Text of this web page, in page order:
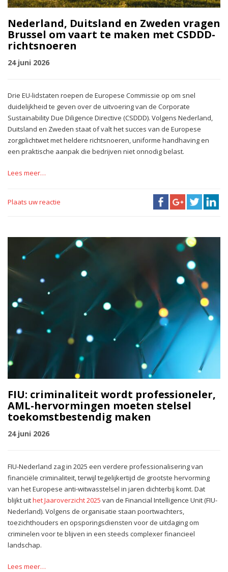
Nederland, Duitsland en Zweden vragen
Brussel om vaart te maken met CSDDD-
richtsnoeren
24 juni 2026
Drie EU-lidstaten roepen de Europese Commissie op om snel
duidelijkheid te geven over de uitvoering van de Corporate
Sustainability Due Diligence Directive (CSDDD). Volgens Nederland,
Duitsland en Zweden staat of valt het succes van de Europese
zorgplichtwet met heldere richtsnoeren, uniforme handhaving en
een praktische aanpak die bedrijven niet onnodig belast.
Lees meer…
Plaats uw reactie
FIU: criminaliteit wordt professioneler,
AML-hervormingen moeten stelsel
toekomstbestendig maken
24 juni 2026
FIU-Nederland zag in 2025 een verdere professionalisering van
financiële criminaliteit, terwijl tegelijkertijd de grootste hervorming
van het Europese anti-witwasstelsel in jaren dichterbij komt. Dat
blijkt uithet Jaaroverzicht 2025 van de Financial Intelligence Unit (FIU-
Nederland). Volgens de organisatie staan poortwachters,
toezichthouders en opsporingsdiensten voor de uitdaging om
criminelen voor te blijven in een steeds complexer financieel
landschap.
Lees meer…